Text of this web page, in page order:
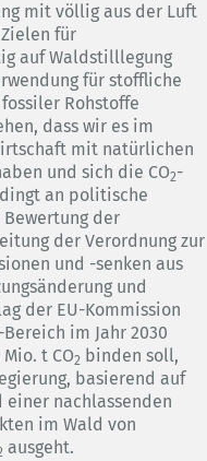
mit völlig aus der Luft
für
auf Waldstilllegung
für stoffliche
Rohstoffe
dass wir es im
mit natürlichen
und sich die CO2-
an politische
der
der Verordnung zur
und -senken aus
und
der EU-Kommission
im Jahr 2030
t CO2 binden soll,
basierend auf
einer nachlassenden
im Wald von
ausgeht.